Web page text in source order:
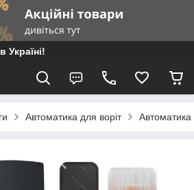
Україні!
Автоматика для воріт Автоматика